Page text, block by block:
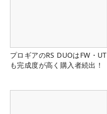
プロギアのRS DUOはFW・UT
も完成度が高く購入者続出！